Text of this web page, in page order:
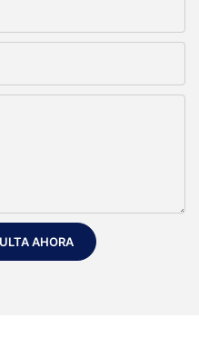
AHORA